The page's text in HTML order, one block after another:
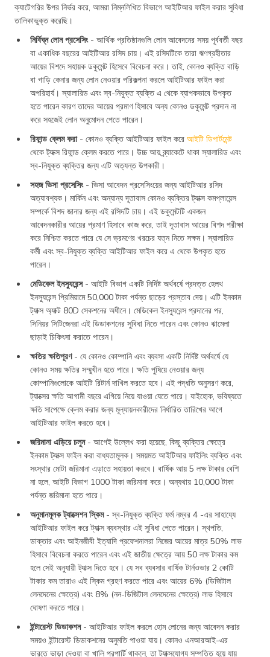
ক্যাটেগরির উপর নির্ভর করে, আমরা নিম্নলিখিত বিভাগে আইটিআর ফাইল করার সুবিধা
তালিকাভুক্ত করেছি।
নির্বিঘ্ন লোন প্রসেসিং- আর্থিক প্রতিষ্ঠানগুলি লোন আবেদনের সময় পূর্ববর্তী বছর
বা একাধিক বছরের আইটিআর রসিদ চায়। এই রসিদটিকে তারা ঋণগ্রহীতার
আয়ের বিশদে সহায়ক ডকুমেন্ট হিসেবে বিবেচনা করে। তাই, কোনও ব্যক্তি বাড়ি
বা গাড়ি কেনার জন্য লোন নেওয়ার পরিকল্পনা করলে আইটিআর ফাইল করা
অপরিহার্য। স্যালারিড এবং স্ব-নিযুক্ত ব্যক্তি এ থেকে ব্যাপকভাবে উপকৃত
হতে পারেন কারণ তাদের আয়ের প্রমাণ হিসাবে অন্য কোনও ডকুমেন্ট প্রদান না
করে সহজেই লোন অনুমোদন পেতে পারেন।
রিফান্ড ক্লেম করা - কোনও ব্যক্তি আইটিআর ফাইল করে আইটি ডিপার্টমেন্ট
থেকে ট্যাক্স রিফান্ড ক্লেম করতে পারে। উচ্চ আয় ব্র্যাকেটে থাকা স্যালারিড এবং
স্ব-নিযুক্ত ব্যক্তির জন্য এটি অত্যন্ত উপকারী।
সহজ ভিসা প্রসেসিং- ভিসা আবেদন প্রসেসিংয়ের জন্য আইটিআর রসিদ
অত্যাবশ্যক। মার্কিন এবং অন্যান্য দূতাবাস কোনও ব্যক্তির ট্যাক্স কমপ্লায়েন্স
সম্পর্কে বিশদ জানার জন্য এই রসিদটি চায়। এই ডকুমেন্টটি একজন
আবেদনকারীর আয়ের প্রমাণ হিসাবে কাজ করে, তাই দূতাবাস আয়ের বিশদ পরীক্ষা
করে নিশ্চিত করতে পারে যে সে ভ্রমণের খরচের যত্ন নিতে সক্ষম। স্যালারিড
কর্মী এবং স্ব-নিযুক্ত ব্যক্তি আইটিআর ফাইল করে এ থেকে উপকৃত হতে
পারেন।
মেডিকেল ইনস্যুরেন্স- আইটি বিভাগ একটি নির্দিষ্ট অর্থবর্ষে প্রদত্ত হেলথ
ইনস্যুরেন্স প্রিমিয়ামে 50,000 টাকা পর্যন্ত ছাড়ের প্রস্তাব দেয়। এটি ইনকাম
ট্যাক্স অ্যাক্ট 80D সেকশনের অধীনে। মেডিকেল ইনস্যুরেন্স প্রদানের পর,
সিনিয়র সিটিজেনরা এই ডিডাকশনের সুবিধা নিতে পারেন এবং কোনও ঝামেলা
ছাড়াই চিকিৎসা করাতে পারেন।
ক্ষতির ক্ষতিপূরণ- যে কোনও কোম্পানি এবং ব্যবসা একটি নির্দিষ্ট অর্থবর্ষে যে
কোনও সময় ক্ষতির সম্মুখীন হতে পারে। ক্ষতি পুষিয়ে নেওয়ার জন্য
কোম্পানিগুলোকে আইটি রিটার্ন দাখিল করতে হবে। এই পদ্ধতি অনুসরণ করে,
ট্যাক্সের ক্ষতি আগামী বছরে এগিয়ে নিয়ে যাওয়া যেতে পারে। যাইহোক, ভবিষ্যতে
ক্ষতি সাপেক্ষে ক্লেম করার জন্য মূল্যায়নকারীদের নির্ধারিত তারিখের আগে
আইটিআর ফাইল করতে হবে।
জরিমানা এড়িয়ে চলুন- আগেই উল্লেখ করা হয়েছে, কিছু ব্যক্তির ক্ষেত্রে
ইনকাম ট্যাক্স ফাইল করা বাধ্যতামূলক। সময়মত আইটিআর ফাইলিং ব্যক্তি এবং
সংস্থার মোটা জরিমানা এড়াতে সহায়তা করবে। বার্ষিক আয় 5 লক্ষ টাকার বেশি
না হলে, আইটি বিভাগ 1000 টাকা জরিমানা করে। অন্যথায় 10,000 টাকা
পর্যন্ত জরিমানা হতে পারে।
অনুমানমূলক ট্যাক্সেশন স্কিম- স্ব-নিযুক্ত ব্যক্তি ফর্ম নম্বর 4 -এর সাহায্যে
আইটিআর ফাইল করে ট্যাক্স ব্যবস্থার এই সুবিধা পেতে পারেন। স্থপতি,
ডাক্তার এবং আইনজীবী ইত্যাদি প্রফেশনালরা নিজের আয়ের মাত্র 50% লাভ
হিসাবে বিবেচনা করতে পারেন এবং এই জাতীয় ক্ষেত্রে আয় 50 লক্ষ টাকার কম
হলে সেই অনুযায়ী ট্যাক্স দিতে হবে। যে সব ব্যবসার বার্ষিক টার্নওভার 2 কোটি
টাকার কম তারাও এই স্কিম গ্রহণ করতে পারে এবং আয়ের 6% (ডিজিটাল
লেনদেনের ক্ষেত্রে) এবং 8% (নন-ডিজিটাল লেনদেনের ক্ষেত্রে) লাভ হিসাবে
ঘোষণা করতে পারে।
ইন্টারেস্ট ডিডাকশন- আইটিআর ফাইল করলে হোম লোনের জন্য আবেদন করার
সময়ও ইন্টারেস্ট ডিডাকশনের অনুমতি পাওয়া যায়। কোনও এনআরআই-এর
ভারতে ভাড়া দেওয়া বা খালি প্রপার্টি থাকলে, তা ট্যাক্সযোগ্য সম্পত্তি হয়ে যায়